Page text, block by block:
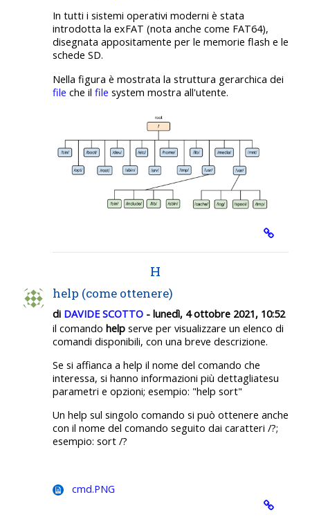
In tutti i sistemi operativi moderni è stata
introdotta la exFAT (nota anche come FAT64),
disegnata appositamente per le memorie flash e le
schede SD.
Nella figura è mostrata la struttura gerarchica dei
file che il file system mostra all'utente.
H
help (come ottenere)
di DAVIDE SCOTTO - lunedì, 4 ottobre 2021, 10:52
il comando help serve per visualizzare un elenco di
comandi disponibili, con una breve descrizione.
Se si affianca a help il nome del comando che
interessa, si hanno informazioni più dettagliatesu
parametri e opzioni; esempio: "help sort"
Un help sul singolo comando si può ottenere anche
con il nome del comando seguito dai caratteri /?;
esempio: sort /?
cmd.PNG